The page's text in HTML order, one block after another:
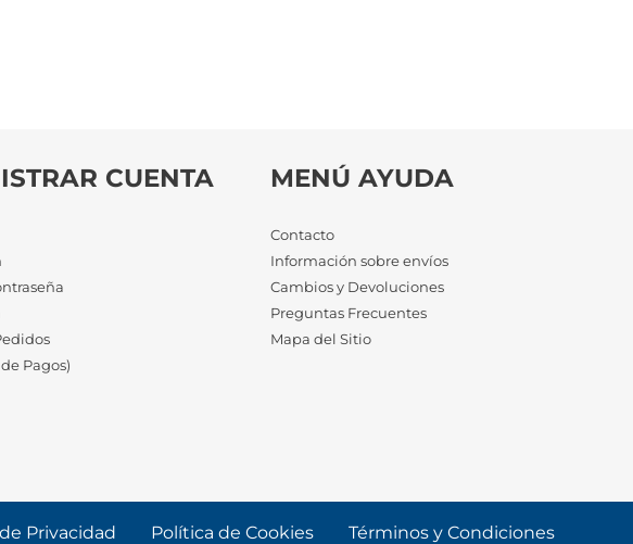
CUENTA
Pagos)
MENÚ AYUDA
Contacto
Información sobre envíos
Cambios y Devoluciones
Preguntas Frecuentes
Mapa del Sitio
Privacidad Política de Cookies Términos y Condiciones